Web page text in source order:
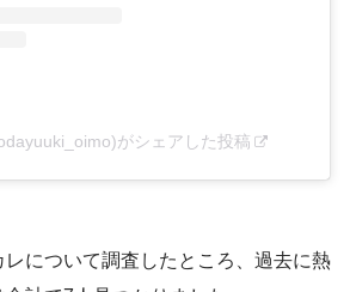
がシェアした投稿
について調査したところ、過去に熱